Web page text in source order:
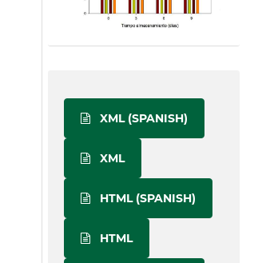
XML (SPANISH)
XML
HTML (SPANISH)
HTML